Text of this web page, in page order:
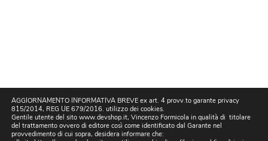
AGGIORNAMENTO INFORMATIVA BREVE ex art. 4 provv.to garante privacy
815/2014, REG UE 679/2016. utilizzo dei cookies.
Gentile utente del sito www.devshop.it, Vincenzo Formicola in qualità di titolare
del trattamento ovvero di editore così come identificato dal Garante nel
provvedimento di cui sopra, desidera informare che: